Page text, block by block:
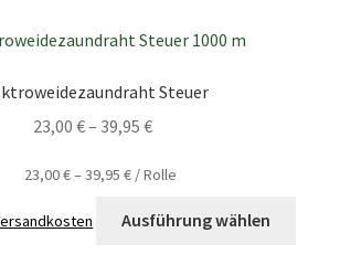
Steuer
23,00 €– 39,95 €
23,00€–39,95€ /Rolle
Ausführung wählen